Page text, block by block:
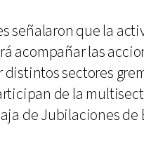
señalaron que la
acompañar las
distintos sectores
de la
de Jubilaciones de